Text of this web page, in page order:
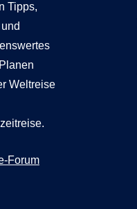
Tipps,
und
Weltreise
Forum